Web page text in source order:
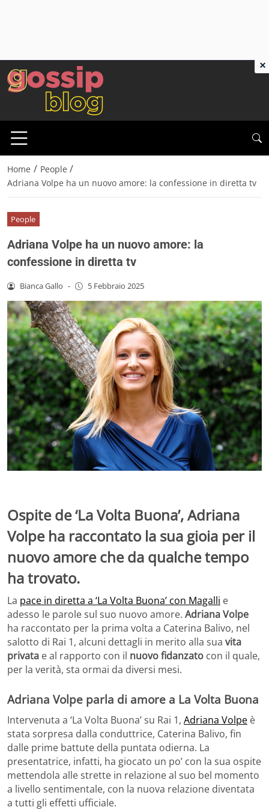
Home / People /
Adriana Volpe ha un nuovo amore: la confessione in diretta tv
People
Adriana Volpe ha un nuovo amore: la
confessione in diretta tv
Bianca Gallo - 5 Febbraio 2025
Ospite de ‘La Volta Buona’, Adriana
Volpe ha raccontato la sua gioia per il
nuovo amore che da qualche tempo
ha trovato.
La pace in diretta a ‘La Volta Buona’ con Magalli e
adesso le parole sul suo nuovo amore. Adriana Volpe
ha raccontato per la prima volta a Caterina Balivo, nel
salotto di Rai 1, alcuni dettagli in merito alla sua vita
privata e al rapporto con il nuovo fidanzato con il quale,
per la verità, sta ormai da diversi mesi.
Adriana Volpe parla di amore a La Volta Buona
Intervenuta a ‘La Volta Buona’ su Rai 1, Adriana Volpe è
stata sorpresa dalla conduttrice, Caterina Balivo, fin
dalle prime battute della puntata odierna. La
presentatrice, infatti, ha giocato un po’ con la sua ospite
mettendola alle strette in relazione al suo bel momento
a livello sentimentale, con la nuova relazione diventata
a tutti gli effetti ufficiale.
×